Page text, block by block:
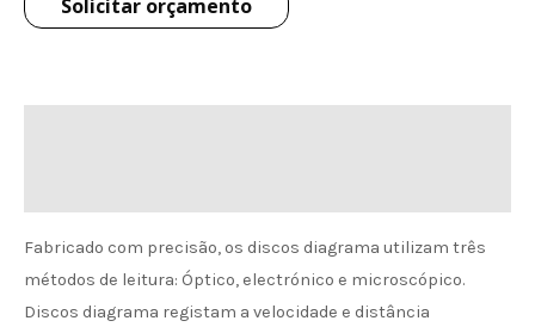
Solicitar orçamento
Fabricado com precisão, os discos diagrama utilizam três
métodos de leitura: Óptico, electrónico e microscópico.
Discos diagrama registam a velocidade e distância